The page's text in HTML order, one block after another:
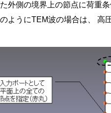
外側の境界上の節点に荷重
ようにTEM波の場合は、 高